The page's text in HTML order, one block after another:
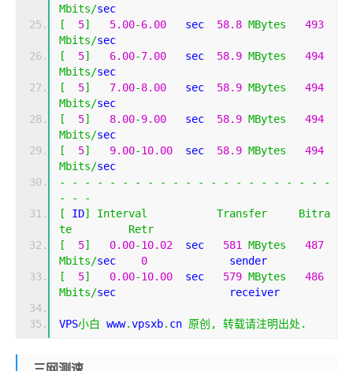
Mbits/sec
[
5] 5.00-6.00
   sec
58.8 MBytes
493
Mbits/sec
[
5] 6.00-7.00
   sec
58.9 MBytes
494
Mbits/sec
[
5] 7.00-8.00
   sec
58.9 MBytes
494
Mbits/sec
[
5] 8.00-9.00
   sec
58.9 MBytes
494
Mbits/sec
[
5] 9.00-10.00
  sec
58.9 MBytes
494
Mbits/sec
-
- - - - - - - - - - - - - - - - - - - -
-
-
-
-
[
ID] Interval Transfer
Bitra
te
Retr
[
5] 0.00-10.02
  sec
581 MBytes
487
Mbits/sec 0
             sender
[
5] 0.00-10.00
  sec
579 MBytes
486
Mbits/sec                  receiver
VPS小白 www.vpsxb. cn 原创, 转载请注明出处.